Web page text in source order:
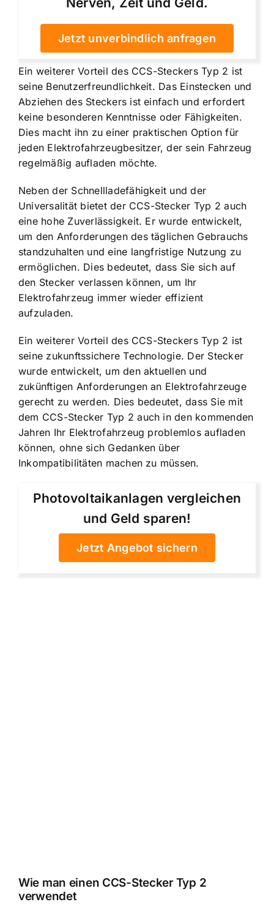
Jetzt unverbindlich anfragen
Ein weiterer Vorteil des CCS-Steckers Typ 2 ist
seine Benutzerfreundlichkeit. Das Einstecken und
Abziehen des Steckers ist einfach und erfordert
keine besonderen Kenntnisse oder Fähigkeiten.
Dies macht ihn zu einer praktischen Option für
jeden Elektrofahrzeugbesitzer, der sein Fahrzeug
regelmäßig aufladen möchte.
Neben der Schnellladefähigkeit und der
Universalität bietet der CCS-Stecker Typ 2 auch
eine hohe Zuverlässigkeit. Er wurde entwickelt,
um den Anforderungen des täglichen Gebrauchs
standzuhalten und eine langfristige Nutzung zu
ermöglichen. Dies bedeutet, dass Sie sich auf
den Stecker verlassen können, um Ihr
Elektrofahrzeug immer wieder effizient
aufzuladen.
Ein weiterer Vorteil des CCS-Steckers Typ 2 ist
seine zukunftssichere Technologie. Der Stecker
wurde entwickelt, um den aktuellen und
zukünftigen Anforderungen an Elektrofahrzeuge
gerecht zu werden. Dies bedeutet, dass Sie mit
dem CCS-Stecker Typ 2 auch in den kommenden
Jahren Ihr Elektrofahrzeug problemlos aufladen
können, ohne sich Gedanken über
Inkompatibilitäten machen zu müssen.
Photovoltaikanlagen vergleichen
und Geld sparen!
Jetzt Angebot sichern
Wie man einen CCS-Stecker Typ 2
verwendet